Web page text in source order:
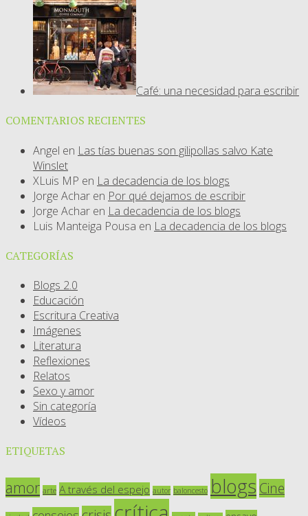
Café: una necesidad para escribir
COMENTARIOS RECIENTES
Angel en Las tías buenas son gilipollas salvo Kate
Winslet
XLuis MP en La decadencia de los blogs
Jorge Achar en Por qué dejamos de escribir
Jorge Achar en La decadencia de los blogs
Luis Manteiga Pousa en La decadencia de los blogs
CATEGORÍAS
Blogs 2.0
Educación
Escritura Creativa
Imágenes
Literatura
Reflexiones
Relatos
Sexo y amor
Sin categoría
Vídeos
ETIQUETAS
amor arte A través del espejo autor baloncesto blogs Cine